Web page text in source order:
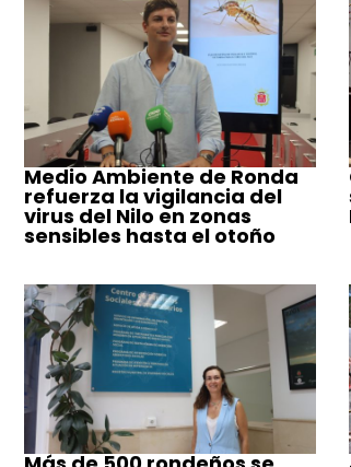
Medio Ambiente de Ronda
refuerza la vigilancia del
virus del Nilo en zonas
sensibles hasta el otoño